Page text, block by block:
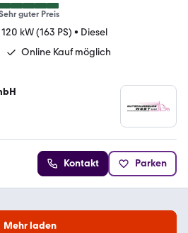
guter Preis
120 kW (163 PS) • Diesel
Online Kauf möglich
Kontakt Parken
Mehr laden